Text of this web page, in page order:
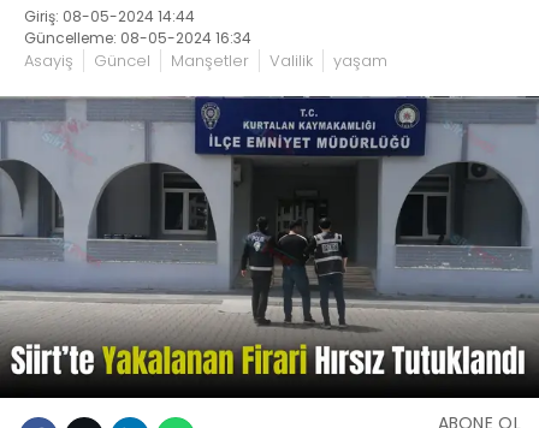
Giriş: 08-05-2024 14:44
Güncelleme: 08-05-2024 16:34
Asayiş Güncel Manşetler Valilik yaşam
ABONE OL